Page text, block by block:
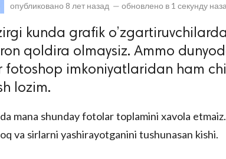
опубликовано 8 лет назад — обновлено в 1 секунду
kunda grafik
qoldira olmaysiz. Ammo
fotoshop imkoniyatlaridan ham
lozim.
mana shunday fotolar toplamini xavola
va sirlarni yashirayotganini tushunasan kishi.